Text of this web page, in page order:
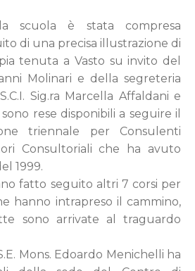
scuola è stata compresa
di una precisa illustrazione di
tenuta a Vasto su invito del
Molinari e della segreteria
Sig.ra Marcella Affaldani e
rese disponibili a seguire il
triennale per Consulenti
Consultoriali che ha avuto
1999.
fatto seguito altri 7 corsi per
hanno intrapreso il cammino,
sono arrivate al traguardo
Mons. Edoardo Menichelli ha